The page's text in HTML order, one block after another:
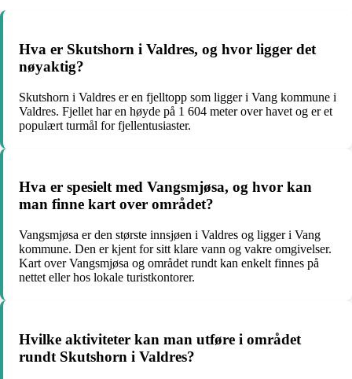
Hva er Skutshorn i Valdres, og hvor ligger det
nøyaktig?
Skutshorn i Valdres er en fjelltopp som ligger i Vang kommune i
Valdres. Fjellet har en høyde på 1 604 meter over havet og er et
populært turmål for fjellentusiaster.
Hva er spesielt med Vangsmjøsa, og hvor kan
man finne kart over området?
Vangsmjøsa er den største innsjøen i Valdres og ligger i Vang
kommune. Den er kjent for sitt klare vann og vakre omgivelser.
Kart over Vangsmjøsa og området rundt kan enkelt finnes på
nettet eller hos lokale turistkontorer.
Hvilke aktiviteter kan man utføre i området
rundt Skutshorn i Valdres?